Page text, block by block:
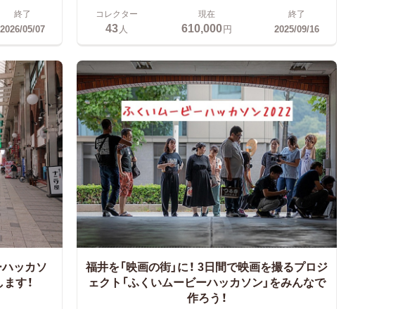
終了
2026/05/07
コレクター
43 人
現在
610,000円
終了
2025/09/16
ハッカソ
す！
福井を「映画の街」に！ 3日間で映画を撮るプロジ
ェクト「ふくいムービーハッカソン」をみんなで
作ろう！